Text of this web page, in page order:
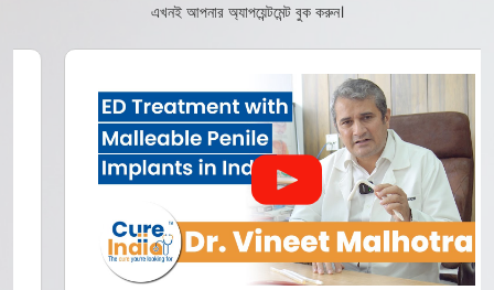
এখনই আপনার অ্যাপয়েন্টমেন্ট বুক করুন।